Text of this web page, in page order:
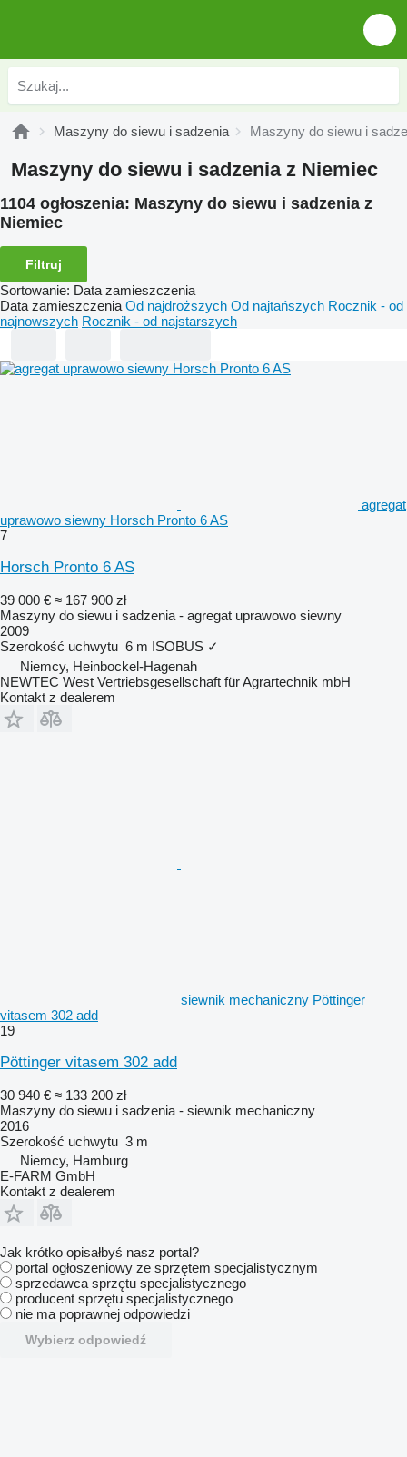
Maszyny do siewu i sadzenia Maszyny do siewu i
Maszyny do siewu i sadzenia z Niemiec
1104 ogłoszenia: Maszyny do siewu i sadzenia z
Niemiec
Filtruj
Sortowanie: Data zamieszczenia
Data zamieszczenia Od najdroższych Od najtańszych Rocznik - od
najnowszych Rocznik - od najstarszych
agregat
uprawowo siewny Horsch Pronto 6 AS
7
Horsch Pronto 6 AS
39 000 € ≈ 167 900 zł
Maszyny do siewu i sadzenia - agregat uprawowo siewny
2009
Szerokość uchwytu 6 m ISOBUS ✓
Niemcy, Heinbockel-Hagenah
NEWTEC West Vertriebsgesellschaft für Agrartechnik mbH
Kontakt z dealerem
siewnik mechaniczny Pöttinger
vitasem 302 add
19
Pöttinger vitasem 302 add
30 940 € ≈ 133 200 zł
Maszyny do siewu i sadzenia - siewnik mechaniczny
2016
Szerokość uchwytu 3 m
Niemcy, Hamburg
E-FARM GmbH
Kontakt z dealerem
Jak krótko opisałbyś nasz portal?
portal ogłoszeniowy ze sprzętem specjalistycznym
sprzedawca sprzętu specjalistycznego
producent sprzętu specjalistycznego
nie ma poprawnej odpowiedzi
Wybierz odpowiedź